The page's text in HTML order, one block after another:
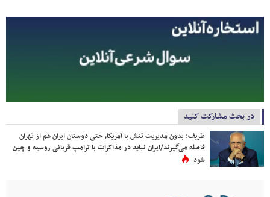
در بحث مشارکت کنید
ظریف: بدون مدیریت تنش با آمریکا، حتی دوستان ایران هم از تهران
فاصله می‌گیرند/ایران نباید در مذاکرات با ترامپ قربانی روسیه و چین
شود